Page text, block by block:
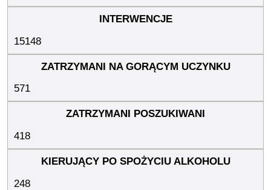
15148
571
418
248